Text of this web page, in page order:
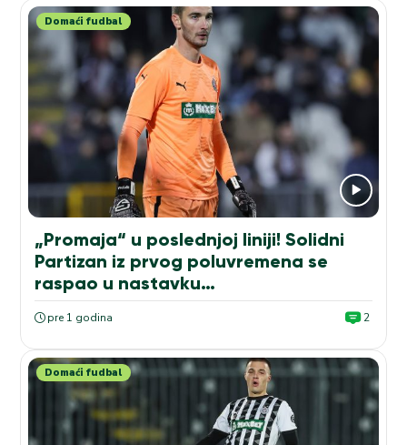
Domaći fudbal
„Promaja“ u poslednjoj liniji! Solidni
Partizan iz prvog poluvremena se
raspao u nastavku…
pre 1 godina 2
Domaći fudbal